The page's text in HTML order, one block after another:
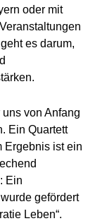
oder mit
es darum,
von Anfang
Ein Quartett
Ergebnis ist ein
Ein
gefördert
Leben“.